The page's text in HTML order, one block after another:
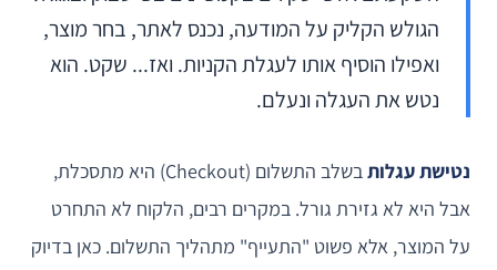
הגולש הקליק על המודעה, נכנס לאתר, בחר מוצר,
ואפילו הוסיף אותו לעגלת הקניות. ואז... שקט. הוא
נטש את העגלה ונעלם.
נטישת עגלות
בשלב התשלום (Checkout) היא מתסכלת,
אבל היא לא גזירת גורל. במקרים רבים, הלקוח לא התחרט
על המוצר, אלא פשוט "התעייף" מתהליך התשלום. כאן בדיוק